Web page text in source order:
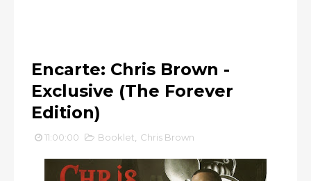
Encarte: Chris Brown -
Exclusive (The Forever
Edition)
11:00:00 Booklet Chris Brown